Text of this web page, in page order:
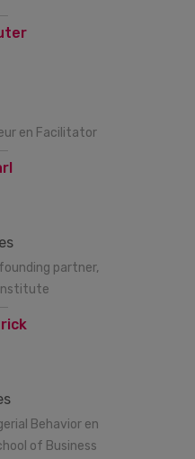
en Facilitator
partner,
Institute
Behavior en
of Business